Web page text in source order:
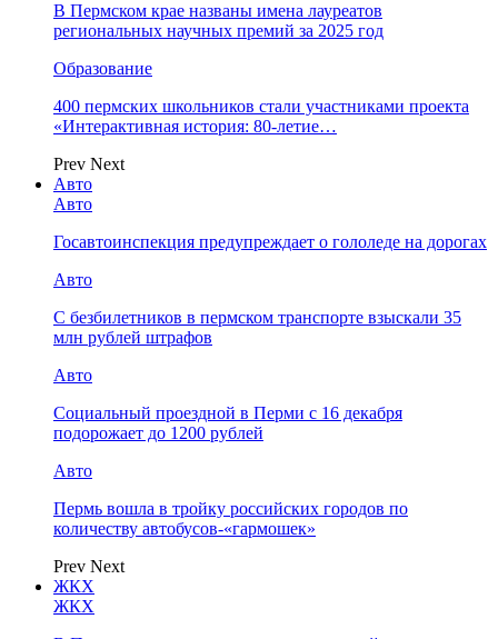
В Пермском крае названы имена лауреатов
региональных научных премий за 2025 год
Образование
400 пермских школьников стали участниками проекта
«Интерактивная история: 80-летие…
Prev Next
Авто
Авто
Госавтоинспекция предупреждает о гололеде на дорогах
Авто
С безбилетников в пермском транспорте взыскали 35
млн рублей штрафов
Авто
Социальный проездной в Перми с 16 декабря
подорожает до 1200 рублей
Авто
Пермь вошла в тройку российских городов по
количеству автобусов-«гармошек»
Prev Next
ЖКХ
ЖКХ